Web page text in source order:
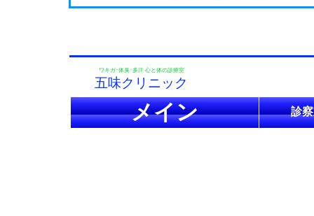
ワキガ･体臭･多汗 心と体の診療室
五味クリニック
メイン 診